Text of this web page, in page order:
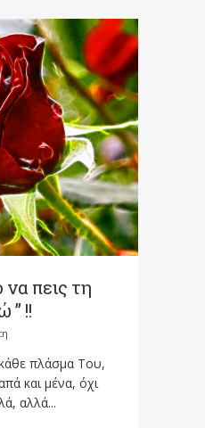
να πεις τη
” !!
πλάσμα Του,
και μένα, όχι
αλλά...